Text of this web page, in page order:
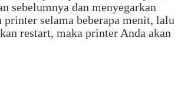
sebelumnya dan menyegarkan
selama beberapa menit, lalu
restart, maka printer Anda akan